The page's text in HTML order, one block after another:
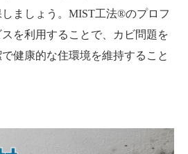
ましょう。MIST工法®のプロフ
を利用することで、カビ問題を
健康的な住環境を維持すること